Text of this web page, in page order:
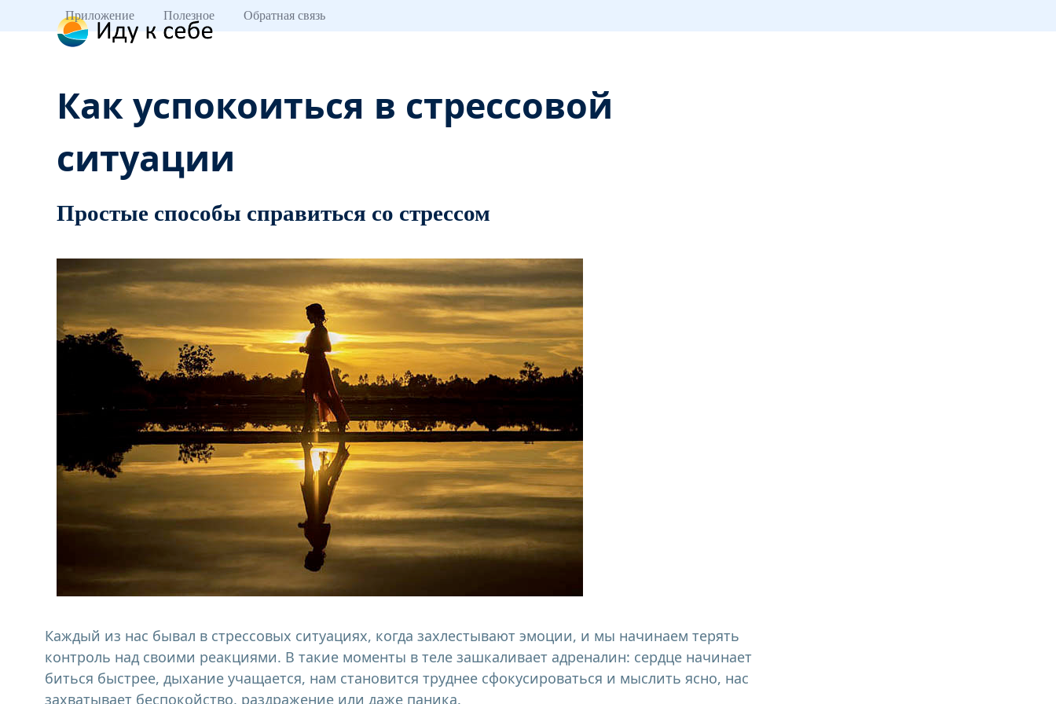
Приложение Полезное Обратная связь
Как успокоиться в стрессовой
ситуации
Простые способы справиться со стрессом
Каждый из нас бывал в стрессовых ситуациях, когда захлестывают эмоции, и мы начинаем терять
контроль над своими реакциями. В такие моменты в теле зашкаливает адреналин: сердце начинает
биться быстрее, дыхание учащается, нам становится труднее сфокусироваться и мыслить ясно, нас
захватывает беспокойство, раздражение или даже паника.